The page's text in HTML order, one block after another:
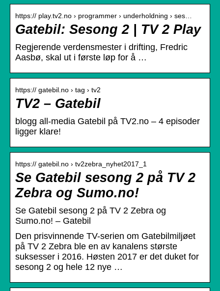
https:// play.tv2.no › programmer › underholdning › ses…
Gatebil: Sesong 2 | TV 2 Play
Regjerende verdensmester i drifting, Fredric
Aasbø, skal ut i første løp for å …
https:// gatebil.no › tag › tv2
TV2 – Gatebil
blogg all-media Gatebil på TV2.no – 4 episoder
ligger klare!
https:// gatebil.no › tv2zebra_nyhet2017_1
Se Gatebil sesong 2 på TV 2
Zebra og Sumo.no!
Se Gatebil sesong 2 på TV 2 Zebra og
Sumo.no! – Gatebil
Den prisvinnende TV-serien om Gatebilmiljøet
på TV 2 Zebra ble en av kanalens største
suksesser i 2016. Høsten 2017 er det duket for
sesong 2 og hele 12 nye …